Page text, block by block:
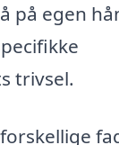
på egen
trivsel.